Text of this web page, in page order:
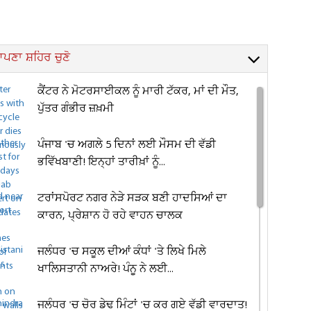
ਸ਼ਹਿਰ ਚੁਣੋ
ਕੈਂਟਰ ਨੇ ਮੋਟਰਸਾਈਕਲ ਨੂੰ ਮਾਰੀ ਟੱਕਰ, ਮਾਂ ਦੀ ਮੌਤ,
ਪੁੱਤਰ ਗੰਭੀਰ ਜ਼ਖ਼ਮੀ
ਪੰਜਾਬ 'ਚ ਅਗਲੇ 5 ਦਿਨਾਂ ਲਈ ਮੌਸਮ ਦੀ ਵੱਡੀ
ਭਵਿੱਖਬਾਣੀ! ਇਨ੍ਹਾਂ ਤਾਰੀਖ਼ਾਂ ਨੂੰ...
ਟਰਾਂਸਪੋਰਟ ਨਗਰ ਨੇੜੇ ਸੜਕ ਬਣੀ ਹਾਦਸਿਆਂ ਦਾ
ਕਾਰਨ, ਪ੍ਰੇਸ਼ਾਨ ਹੋ ਰਹੇ ਵਾਹਨ ਚਾਲਕ
ਜਲੰਧਰ 'ਚ ਸਕੂਲ ਦੀਆਂ ਕੰਧਾਂ 'ਤੇ ਲਿਖੇ ਮਿਲੇ
ਖਾਲਿਸਤਾਨੀ ਨਾਅਰੇ! ਪੰਨੂ ਨੇ ਲਈ...
ਜਲੰਧਰ 'ਚ ਚੋਰ ਡੇਢ ਮਿੰਟਾਂ 'ਚ ਕਰ ਗਏ ਵੱਡੀ ਵਾਰਦਾਤ!